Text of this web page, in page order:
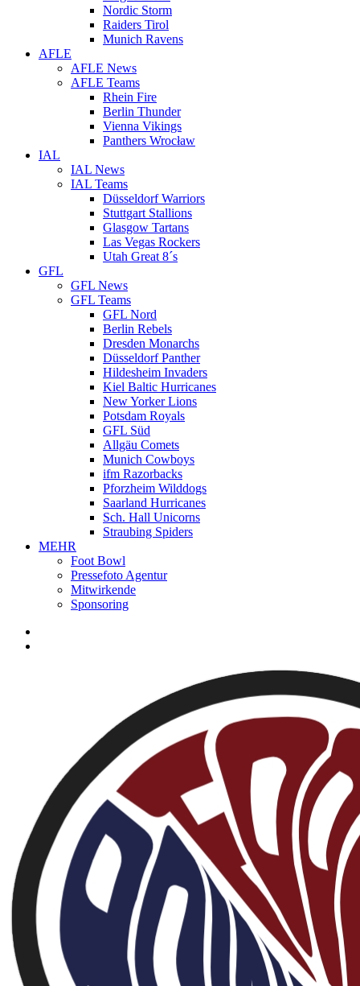
Nordic Storm
Raiders Tirol
Munich Ravens
AFLE
AFLE News
AFLE Teams
Rhein Fire
Berlin Thunder
Vienna Vikings
Panthers Wrocław
IAL
IAL News
IAL Teams
Düsseldorf Warriors
Stuttgart Stallions
Glasgow Tartans
Las Vegas Rockers
Utah Great 8´s
GFL
GFL News
GFL Teams
GFL Nord
Berlin Rebels
Dresden Monarchs
Düsseldorf Panther
Hildesheim Invaders
Kiel Baltic Hurricanes
New Yorker Lions
Potsdam Royals
GFL Süd
Allgäu Comets
Munich Cowboys
ifm Razorbacks
Pforzheim Wilddogs
Saarland Hurricanes
Sch. Hall Unicorns
Straubing Spiders
MEHR
Foot Bowl
Pressefoto Agentur
Mitwirkende
Sponsoring